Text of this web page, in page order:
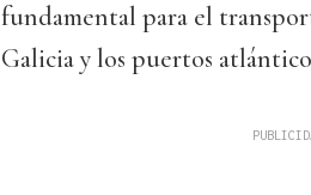
fundamental para el
Galicia y los puertos